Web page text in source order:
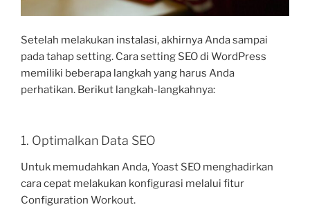
Setelah melakukan instalasi, akhirnya Anda sampai
pada tahap setting. Cara setting SEO di WordPress
memiliki beberapa langkah yang harus Anda
perhatikan. Berikut langkah-langkahnya:
1. Optimalkan Data SEO
Untuk memudahkan Anda, Yoast SEO menghadirkan
cara cepat melakukan konfigurasi melalui fitur
Configuration Workout.